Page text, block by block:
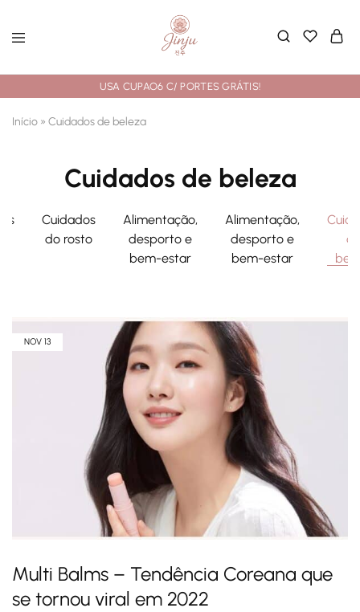
USA CUPAO6 C/ PORTES GRÁTIS!
Início » Cuidados de beleza
Cuidados de beleza
Cuidados
do rosto
Alimentação,
desporto e
bem-estar
Alimentação,
desporto e
bem-estar
NOV 13
Multi Balms – Tendência Coreana que
se tornou viral em 2022